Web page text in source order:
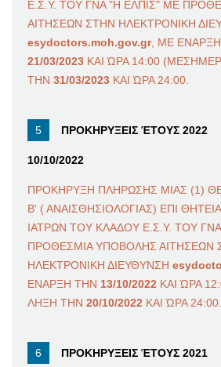
Ε.Σ.Υ. ΤΟΥ ΓΝΑ "Η ΕΛΠΙΣ" ΜΕ
ΑΙΤΗΣΕΩΝ ΣΤΗΝ ΗΛΕΚΤΡΟΝΙΚΗ
esydoctors.moh.gov.gr, ΜΕ
21/03/2023 ΚΑΙ ΏΡΑ 14:00
ΤΗΝ 31/03/2023 ΚΑΙ ΏΡΑ 24:00.
ΠΡΟΚΗΡΥΞΕΙΣ ΈΤΟΥΣ 2022
10/10/2022
ΠΡΟΚΗΡΥΞΗ ΠΛΗΡΩΣΗΣ ΜΙΑΣ (1)
Β' ( ΑΝΑΙΣΘΗΣΙΟΛΟΓΙΑΣ) ΕΠΙ
ΙΑΤΡΩΝ ΤΟΥ ΚΛΑΔΟΥ Ε.Σ.Υ. ΤΟΥ
ΠΡΟΘΕΣΜΙΑ ΥΠΟΒΟΛΗΣ ΑΙΤΗΣΕΩΝ
ΗΛΕΚΤΡΟΝΙΚΗ ΔΙΕΥΘΥΝΣΗ
ΕΝΑΡΞΗ ΤΗΝ 13/10/2022 ΚΑΙ ΏΡΑ
ΛΗΞΗ ΤΗΝ 20/10/2022 ΚΑΙ ΏΡΑ 24:00.
ΠΡΟΚΗΡΥΞΕΙΣ ΈΤΟΥΣ 2021